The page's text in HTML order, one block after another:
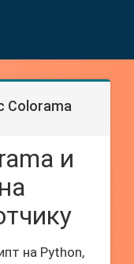
Colorama
и
на Python,